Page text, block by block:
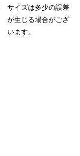
サイズは多少の誤差
が生じる場合がござ
います。